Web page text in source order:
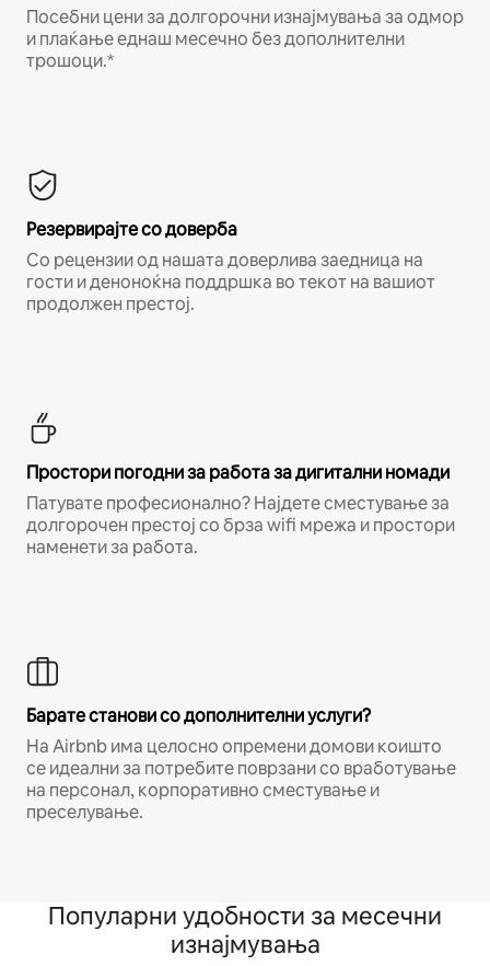
Посебни цени за долгорочни изнајмувања за одмор
и плаќање еднаш месечно без дополнителни
трошоци.*
Резервирајте со доверба
Со рецензии од нашата доверлива заедница на
гости и деноноќна поддршка во текот на вашиот
продолжен престој.
Простори погодни за работа за дигитални номади
Патувате професионално? Најдете сместување за
долгорочен престој со брза wifi мрежа и простори
наменети за работа.
Барате станови со дополнителни услуги?
На Airbnb има целосно опремени домови коишто
се идеални за потребите поврзани со вработување
на персонал, корпоративно сместување и
преселување.
Популарни удобности за месечни
изнајмувања